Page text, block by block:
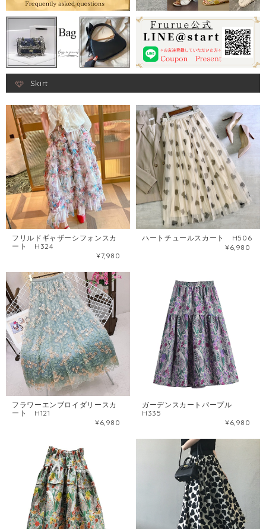
Skirt
フリルドギャザーシフォンスカ
ート H324
¥7,980
ハートチュールスカート H506
¥6,980
フラワーエンブロイダリースカ
ート H121
¥6,980
ガーデンスカートパープル
H335
¥6,980